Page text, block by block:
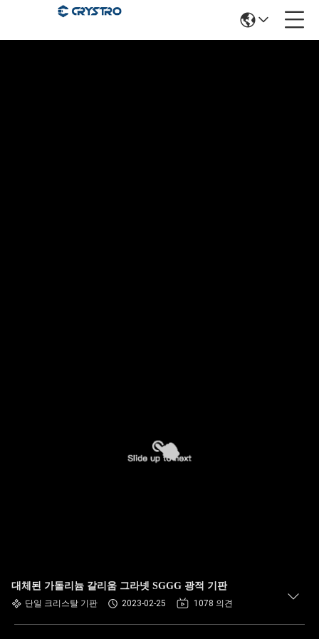
대체된 가돌리늄 갈리움 그라넷 SGGG 광적 기판
단일 크리스탈 기판 2023-02-25 1078 의견